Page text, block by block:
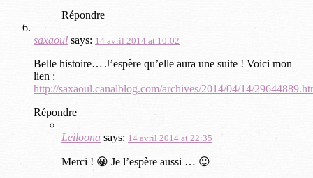
Répondre
saxaoul says: 14 avril 2014 at 10:02
Belle histoire… J’espère qu’elle aura une suite ! Voici mon
lien :
http://saxaoul.canalblog.com/archives/2014/04/14/
Répondre
Leiloona says: 14 avril 2014 at 22:35
Merci ! 😀 Je l’espère aussi … 😉